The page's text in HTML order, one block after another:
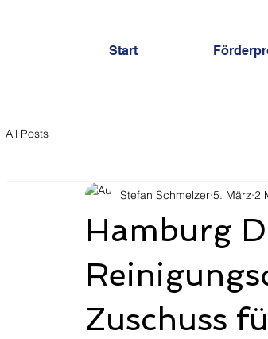
Start
All Posts
Hamburg
Zuschuss
Stefan Schmelzer 5. März 2